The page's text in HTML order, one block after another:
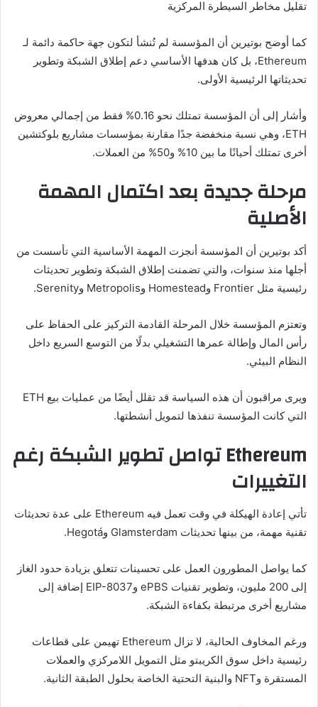
تقليل مخاطر السيطرة المركزية
كما أوضح بوتيرين أن المؤسسة لم تُنشأ لتكون جهة حاكمة دائمة لـ
Ethereum، بل كان هدفها الأساسي دعم إطلاق الشبكة وتطوير
تحديثاتها الرئيسية الأولى.
وأشار إلى أن المؤسسة تمتلك نحو 0.16% فقط من إجمالي معروض
ETH، وهي نسبة منخفضة جدًا مقارنة بمؤسسات مشاريع بلوكتشين
أخرى تمتلك أحيانًا ما بين 10% و50% من العملات.
مرحلة جديدة بعد اكتمال المهمة
الأصلية
أكد بوتيرين أن المؤسسة أنجزت المهمة الأساسية التي تأسست من
أجلها منذ سنوات، والتي تضمنت إطلاق الشبكة وتطوير تحديثات
رئيسية مثل Frontier وHomestead وMetropolis وSerenity.
وتعتزم المؤسسة خلال المرحلة القادمة التركيز على الحفاظ على
رأس المال وإطالة عمرها التشغيلي بدلًا من التوسع السريع داخل
النظام البيئي.
ويرى مراقبون أن هذه السياسة قد تقلل أيضًا من عمليات بيع ETH
التي كانت المؤسسة تنفذها لتمويل أنشطتها.
Ethereum تواصل تطوير الشبكة رغم
التغييرات
تأتي إعادة الهيكلة في وقت تعمل فيه Ethereum على عدة تحديثات
تقنية مهمة، من بينها تحديثات Glamsterdam وHegotá.
كما يواصل المطورون العمل على تحسينات تتعلق بزيادة حدود الغاز
إلى 200 مليون، وتطوير تقنيات ePBS وEIP-8037 إضافة إلى
مشاريع أخرى مرتبطة بكفاءة الشبكة.
ورغم المخاوف الحالية، لا تزال Ethereum تهيمن على قطاعات
رئيسية داخل سوق الكريبتو مثل التمويل اللامركزي والعملات
المستقرة وNFT والبنية التحتية الخاصة بحلول الطبقة الثانية.